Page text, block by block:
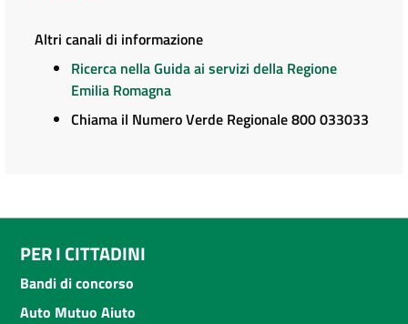
Altri canali di informazione
Ricerca nella Guida ai servizi della Regione
Emilia Romagna
Chiama il Numero Verde Regionale 800 033033
PER I CITTADINI
Bandi di concorso
Auto Mutuo Aiuto